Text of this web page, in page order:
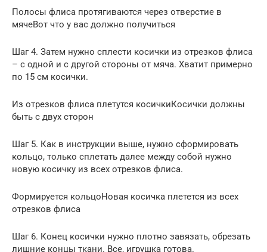
Полосы флиса протягиваются через отверстие в
мячеВот что у вас должно получиться
Шаг 4. Затем нужно сплести косички из отрезков флиса
– с одной и с другой стороны от мяча. Хватит примерно
по 15 см косички.
Из отрезков флиса плетутся косичкиКосички должны
быть с двух сторон
Шаг 5. Как в инструкции выше, нужно сформировать
кольцо, только сплетать далее между собой нужно
новую косичку из всех отрезков флиса.
Формируется кольцоНовая косичка плетется из всех
отрезков флиса
Шаг 6. Конец косички нужно плотно завязать, обрезать
лишние концы ткани. Все, игрушка готова.